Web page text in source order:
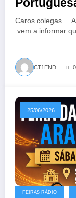
Caros colegas A
vem a informar
CT1END
25/06/2026
FEIRAS RÁDIO